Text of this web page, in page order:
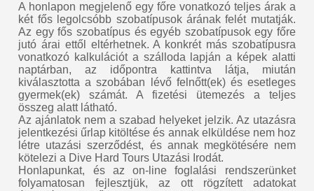
A honlapon megjelenő egy főre vonatkozó teljes árak a
két fős legolcsóbb szobatípusok árának felét mutatják.
Az egy fős szobatípus és egyéb szobatípusok egy főre
jutó árai ettől eltérhetnek. A konkrét más szobatípusra
vonatkozó kalkulációt a szálloda lapján a képek alatti
naptárban, az időpontra kattintva látja, miután
kiválasztotta a szobában lévő felnőtt(ek) és esetleges
gyermek(ek) számát. A fizetési ütemezés a teljes
összeg alatt látható.
Az ajánlatok nem a szabad helyeket jelzik. Az utazásra
jelentkezési űrlap kitöltése és annak elküldése nem hoz
létre utazási szerződést, és annak megkötésére nem
kötelezi a Dive Hard Tours Utazási Irodát.
Honlapunkat, és az on-line foglalási rendszerünket
folyamatosan fejlesztjük, az ott rögzített adatokat